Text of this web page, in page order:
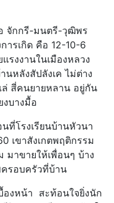
จักกรี-มนตรี-วุฒิพร
ารเกิด คือ 12-10-6
รงงานในเมืองหลวง
นหลังสัปลังเค ไม่ต่าง
ล่ สี่คนยายหลาน อยู่กัน
บางมื้อ
ที่โรงเรียนบ้านหัวนา
เขาสังเกตพฤติกรรม
าขายให้เพื่อนๆ บ้าง
รอบครัวที่บ้าน
องหน้า สะท้อนใจยิ่งนัก